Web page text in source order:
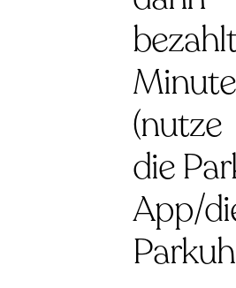
(nutze
die
App/